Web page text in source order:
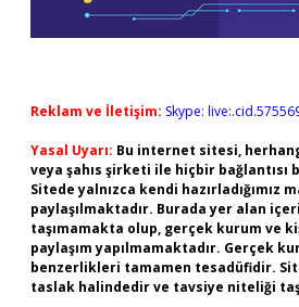
Reklam ve İletişim: Skype:
Yasal Uyarı: Bu internet sitesi,
veya şahıs şirketi ile hiçbir bağlantısı
Sitede yalnızca kendi hazırladığımız
paylaşılmaktadır. Burada yer alan
taşımamakta olup, gerçek kurum ve
paylaşım yapılmamaktadır. Gerçek
benzerlikleri tamamen tesadüfidir.
taslak halindedir ve tavsiye niteliği